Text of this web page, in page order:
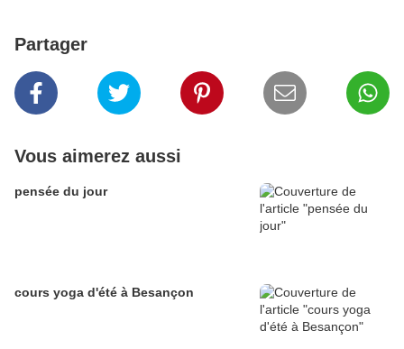
Partager
Vous aimerez aussi
pensée du jour
cours yoga d'été à Besançon